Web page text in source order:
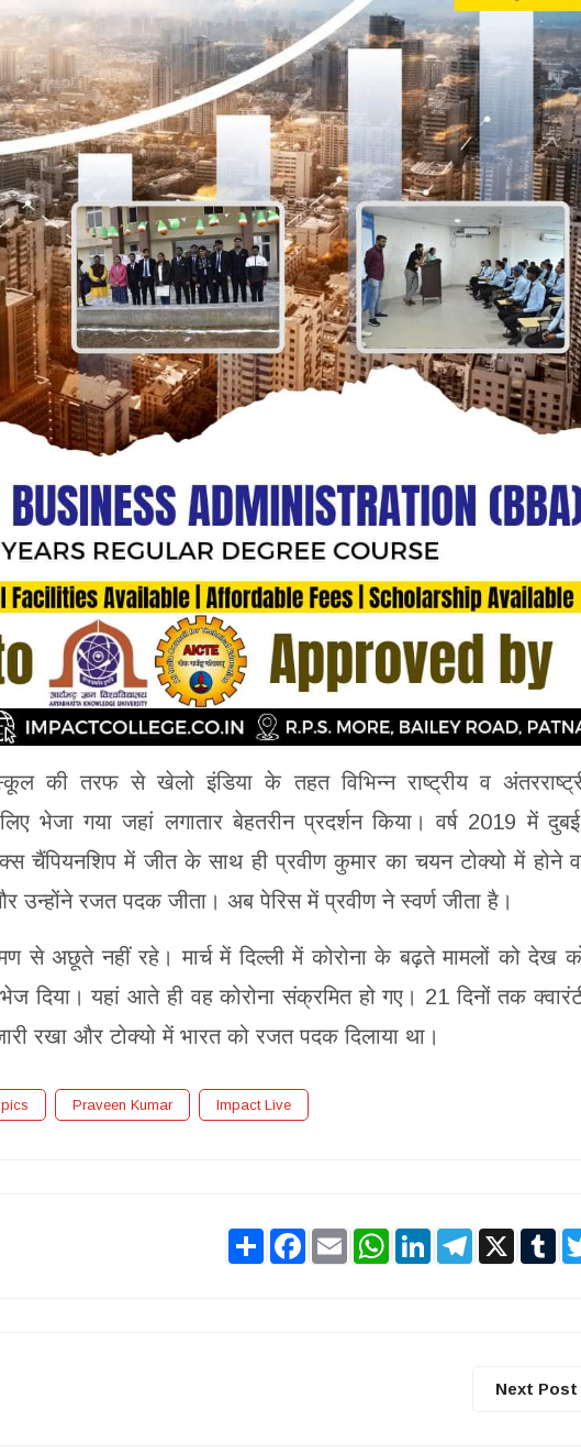
की तरफ से खेलो इंडिया के तहत विभिन्न राष्ट्रीय व
भेजा गया जहां लगातार बेहतरीन प्रदर्शन किया। वर्ष 2019 में
चैंपियनशिप में जीत के साथ ही प्रवीण कुमार का चयन टोक्यो में होने
रजत पदक जीता। अब पेरिस में प्रवीण ने स्वर्ण जीता है।
से अछूते नहीं रहे। मार्च में दिल्ली में कोरोना के बढ़ते मामलों को देख
दिया। यहां आते ही वह कोरोना संक्रमित हो गए। 21 दिनों तक
रखा और टोक्यो में भारत को रजत पदक दिलाया था।
Praveen Kumar Impact Live
Share Facebook
Email WhatsApp
LinkedInTelegram
X
Next Post